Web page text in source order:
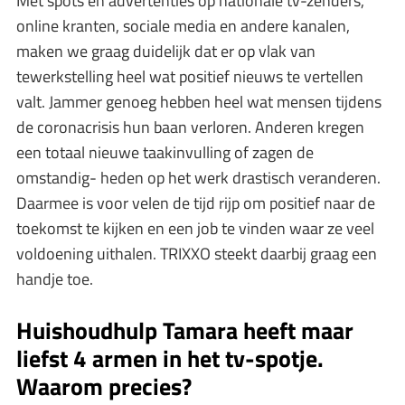
online kranten, sociale media en andere kanalen,
maken we graag duidelijk dat er op vlak van
tewerkstelling heel wat positief nieuws te vertellen
valt. Jammer genoeg hebben heel wat mensen tijdens
de coronacrisis hun baan verloren. Anderen kregen
een totaal nieuwe taakinvulling of zagen de
omstandig- heden op het werk drastisch veranderen.
Daarmee is voor velen de tijd rijp om positief naar de
toekomst te kijken en een job te vinden waar ze veel
voldoening uithalen. TRIXXO steekt daarbij graag een
handje toe.
Huishoudhulp Tamara heeft maar
liefst 4 armen in het tv-spotje.
Waarom precies?